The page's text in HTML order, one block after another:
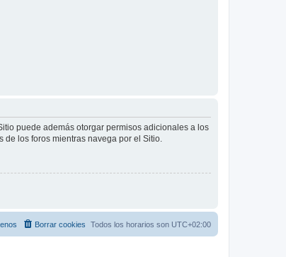
puede además otorgar permisos adicionales a los
los foros mientras navega por el Sitio.
Todos los horarios son UTC+02:00
Borrar cookies